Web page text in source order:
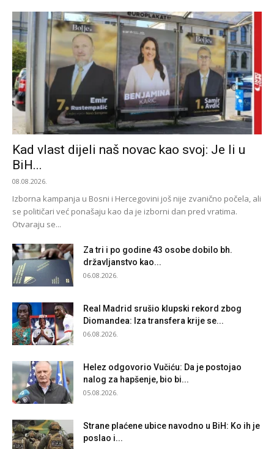
Kad vlast dijeli naš novac kao svoj: Je li u
BiH...
08.08.2026.
Izborna kampanja u Bosni i Hercegovini još nije zvanično počela, ali
se političari već ponašaju kao da je izborni dan pred vratima.
Otvaraju se...
Za tri i po godine 43 osobe dobilo bh.
državljanstvo kao...
06.08.2026.
Real Madrid srušio klupski rekord zbog
Diomandea: Iza transfera krije se...
06.08.2026.
Helez odgovorio Vučiću: Da je postojao
nalog za hapšenje, bio bi...
05.08.2026.
Strane plaćene ubice navodno u BiH: Ko ih je
poslao i...